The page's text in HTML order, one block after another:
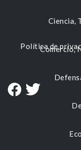
Ciencia,
Comercio,
Política de